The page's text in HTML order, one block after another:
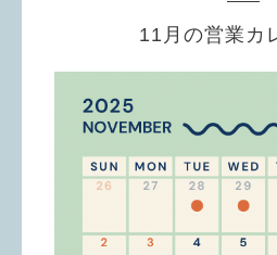
11月の営業カ